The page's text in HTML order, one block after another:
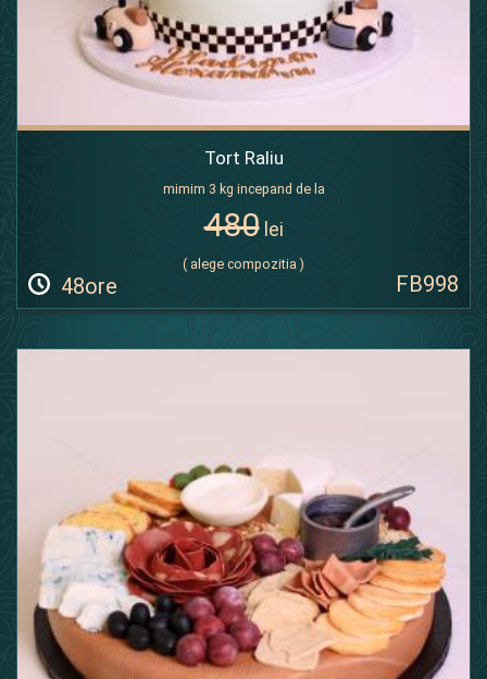
Tort Raliu
mimim 3 kg incepand de la
480lei
( alege compozitia )
48ore FB998